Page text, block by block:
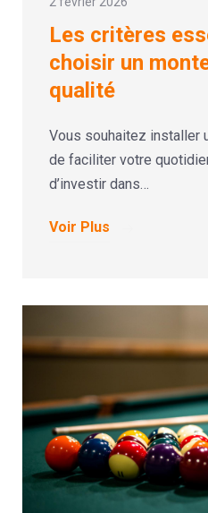
Les critères
choisir un
qualité
Vous souhaitez installer
de faciliter votre
d’investir dans…
Voir Plus